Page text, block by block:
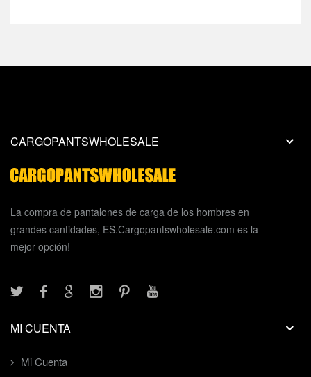
CARGOPANTSWHOLESALE
La compra de pantalones de carga de los hombres en
grandes cantidades, ES.Cargopantswholesale.com es la
mejor opción!
MI CUENTA
Mi Cuenta